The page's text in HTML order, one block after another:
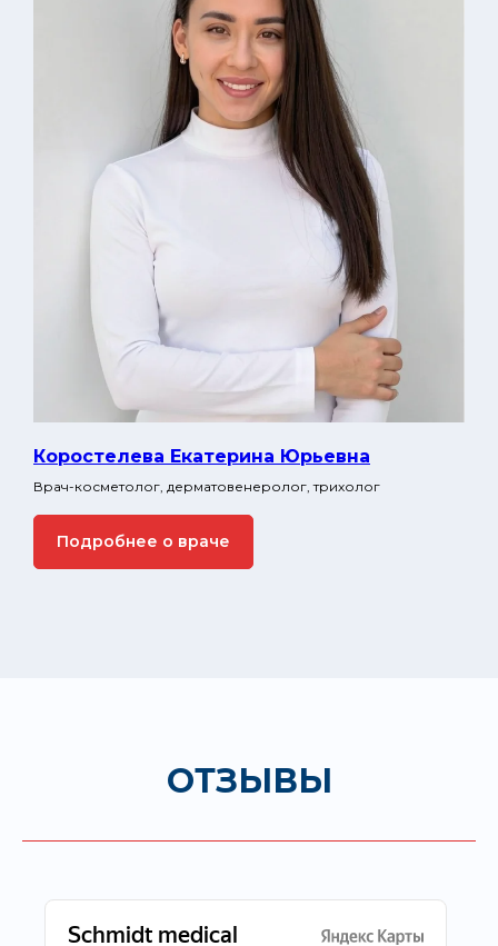
Коростелева Екатерина Юрьевна
Врач-косметолог, дерматовенеролог, трихолог
Подробнее о враче
ОТЗЫВЫ